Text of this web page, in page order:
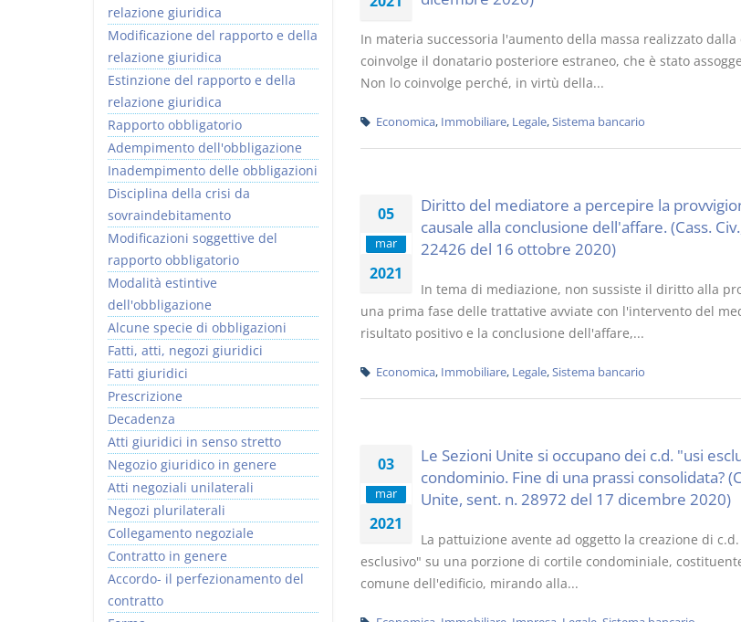
In materia successoria l'aumento della massa realizzato dalla
coinvolge il donatario posteriore estraneo, che è stato
Non lo coinvolge perché, in virtù della...
Economica, Immobiliare, Legale,Sistema bancario
05
mar
2021
Diritto del mediatore a percepire la
causale alla conclusione dell'affare. (Cass.
22426 del 16 ottobre 2020)
In tema di mediazione, non sussiste il diritto alla
una prima fase delle trattative avviate con l'intervento del
risultato positivo e la conclusione dell'affare,...
Economica, Immobiliare, Legale,Sistema bancario
03
mar
2021
Le Sezioni Unite si occupano dei c.d. "usi
condominio. Fine di una prassi consolidata?
Unite, sent. n. 28972 del 17 dicembre 2020)
La pattuizione avente ad oggetto la creazione di
esclusivo" su una porzione di cortile condominiale,
comune dell'edificio, mirando alla...
relazione giuridica
Modificazione del rapporto e della
relazione giuridica
Estinzione del rapporto e della
relazione giuridica
Rapporto obbligatorio
Adempimento dell'obbligazione
Inadempimento delle obbligazioni
Disciplina della crisi da
sovraindebitamento
Modificazioni soggettive del
rapporto obbligatorio
Modalità estintive
dell'obbligazione
Alcune specie di obbligazioni
Fatti, atti, negozi giuridici
Fatti giuridici
Prescrizione
Decadenza
Atti giuridici in senso stretto
Negozio giuridico in genere
Atti negoziali unilaterali
Negozi plurilaterali
Collegamento negoziale
Contratto in genere
Accordo- il perfezionamento del
contratto